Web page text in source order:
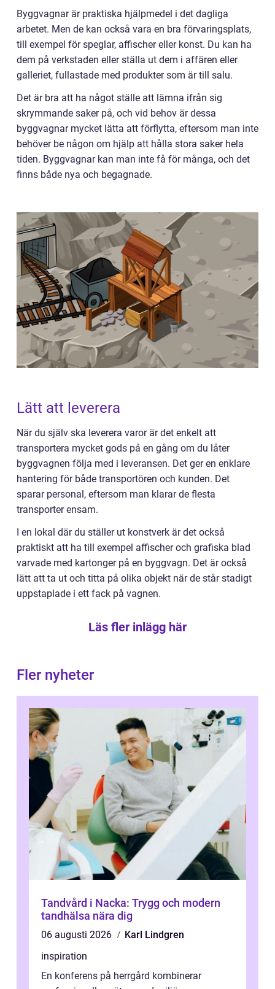
Byggvagnar är praktiska hjälpmedel i det dagliga
arbetet. Men de kan också vara en bra förvaringsplats,
till exempel för speglar, affischer eller konst. Du kan ha
dem på verkstaden eller ställa ut dem i affären eller
galleriet, fullastade med produkter som är till salu.
Det är bra att ha något ställe att lämna ifrån sig
skrymmande saker på, och vid behov är dessa
byggvagnar mycket lätta att förflytta, eftersom man inte
behöver be någon om hjälp att hålla stora saker hela
tiden. Byggvagnar kan man inte få för många, och det
finns både nya och begagnade.
Lätt att leverera
När du själv ska leverera varor är det enkelt att
transportera mycket gods på en gång om du låter
byggvagnen följa med i leveransen. Det ger en enklare
hantering för både transportören och kunden. Det
sparar personal, eftersom man klarar de flesta
transporter ensam.
I en lokal där du ställer ut konstverk är det också
praktiskt att ha till exempel affischer och grafiska blad
varvade med kartonger på en byggvagn. Det är också
lätt att ta ut och titta på olika objekt när de står stadigt
uppstaplade i ett fack på vagnen.
Läs fler inlägg här
Fler nyheter
Tandvård i Nacka: Trygg och modern
tandhälsa nära dig
06 augusti 2026
Karl Lindgren
inspiration
En konferens på herrgård kombinerar